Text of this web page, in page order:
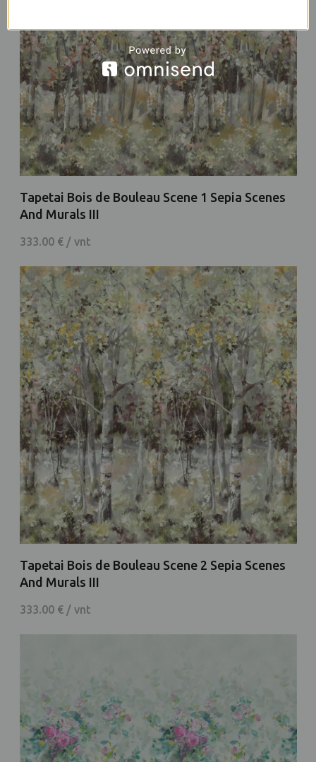
Tapetai Bois de Bouleau Scene 1 Sepia Scenes
And Murals III
333.00 € / vnt
Tapetai Bois de Bouleau Scene 2 Sepia Scenes
And Murals III
333.00 € / vnt